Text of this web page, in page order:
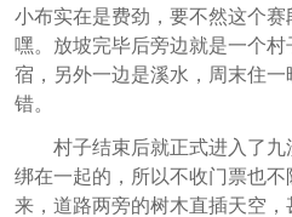
小布实在是费劲，要不然这个
嘿。放坡完毕后旁边就是一个
宿，另外一边是溪水，周末住
错。
村子结束后就正式进入了
绑在一起的，所以不收门票也
来，道路两旁的树木直插天空